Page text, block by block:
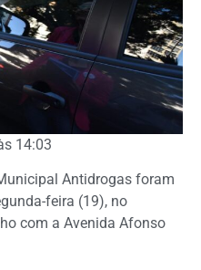
14:03
Antidrogas foram
feira (19), no
com a Avenida Afonso